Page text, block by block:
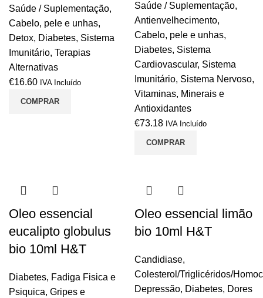
Saúde / Suplementação,
Cabelo, pele e unhas,
Detox, Diabetes, Sistema
Imunitário, Terapias
Alternativas
€16.60 IVA Incluído
COMPRAR
Saúde / Suplementação,
Antienvelhecimento,
Cabelo, pele e unhas,
Diabetes, Sistema
Cardiovascular, Sistema
Imunitário, Sistema Nervoso,
Vitaminas, Minerais e
Antioxidantes
€73.18 IVA Incluído
COMPRAR
Oleo essencial
eucalipto globulus
bio 10ml H&T
Diabetes, Fadiga Fisica e
Psiquica, Gripes e
Oleo essencial limão
bio 10ml H&T
Candidiase,
Colesterol/Triglicéridos/
Depressão, Diabetes, Dores